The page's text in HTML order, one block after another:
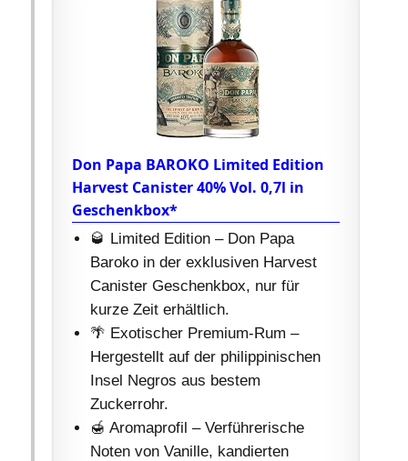
Don Papa BAROKO Limited Edition
Harvest Canister 40% Vol. 0,7l in
Geschenkbox*
🥃 Limited Edition – Don Papa
Baroko in der exklusiven Harvest
Canister Geschenkbox, nur für
kurze Zeit erhältlich.
🌴 Exotischer Premium-Rum –
Hergestellt auf der philippinischen
Insel Negros aus bestem
Zuckerrohr.
🍯 Aromaprofil – Verführerische
Noten von Vanille, kandierten